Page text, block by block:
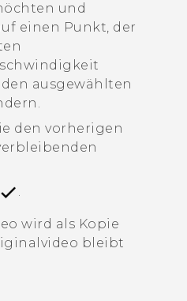
und
einen Punkt, der
ausgewählten
den vorherigen
.
wird als Kopie
bleibt